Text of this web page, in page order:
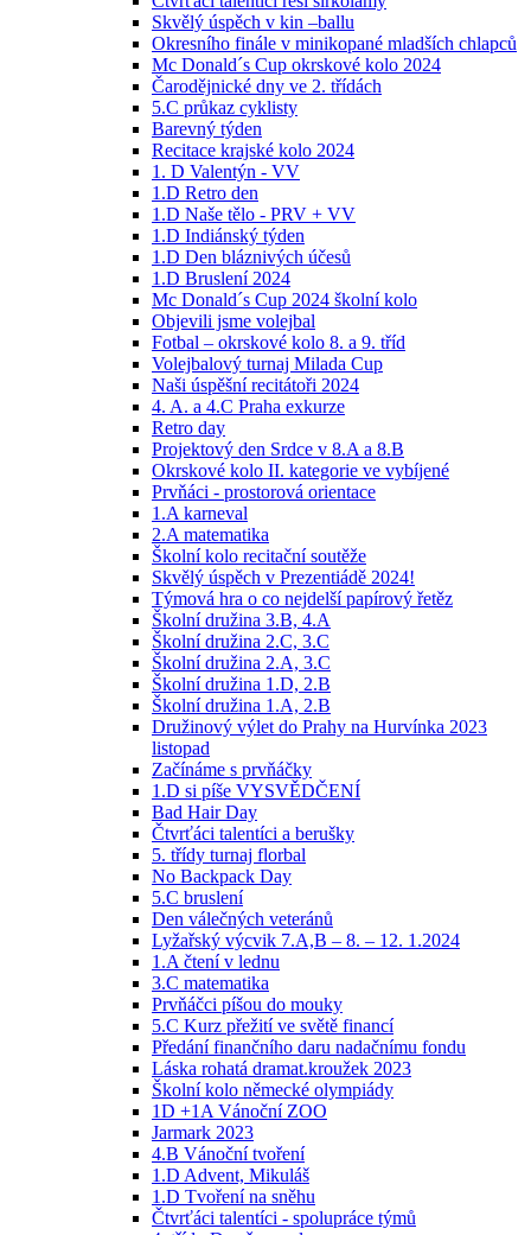
Skvělý úspěch v kin –ballu
Okresního finále v minikopané mladších chlapců
Mc Donald´s Cup okrskové kolo 2024
Čarodějnické dny ve 2. třídách
5.C průkaz cyklisty
Barevný týden
Recitace krajské kolo 2024
1. D Valentýn - VV
1.D Retro den
1.D Naše tělo - PRV + VV
1.D Indiánský týden
1.D Den bláznivých účesů
1.D Bruslení 2024
Mc Donald´s Cup 2024 školní kolo
Objevili jsme volejbal
Fotbal – okrskové kolo 8. a 9. tříd
Volejbalový turnaj Milada Cup
Naši úspěšní recitátoři 2024
4. A. a 4.C Praha exkurze
Retro day
Projektový den Srdce v 8.A a 8.B
Okrskové kolo II. kategorie ve vybíjené
Prvňáci - prostorová orientace
1.A karneval
2.A matematika
Školní kolo recitační soutěže
Skvělý úspěch v Prezentiádě 2024!
Týmová hra o co nejdelší papírový řetěz
Školní družina 3.B, 4.A
Školní družina 2.C, 3.C
Školní družina 2.A, 3.C
Školní družina 1.D, 2.B
Školní družina 1.A, 2.B
Družinový výlet do Prahy na Hurvínka 2023
listopad
Začínáme s prvňáčky
1.D si píše VYSVĚDČENÍ
Bad Hair Day
Čtvrťáci talentíci a berušky
5. třídy turnaj florbal
No Backpack Day
5.C bruslení
Den válečných veteránů
Lyžařský výcvik 7.A,B – 8. – 12. 1.2024
1.A čtení v lednu
3.C matematika
Prvňáčci píšou do mouky
5.C Kurz přežití ve světě financí
Předání finančního daru nadačnímu fondu
Láska rohatá dramat.kroužek 2023
Školní kolo německé olympiády
1D +1A Vánoční ZOO
Jarmark 2023
4.B Vánoční tvoření
1.D Advent, Mikuláš
1.D Tvoření na sněhu
Čtvrťáci talentíci - spolupráce týmů